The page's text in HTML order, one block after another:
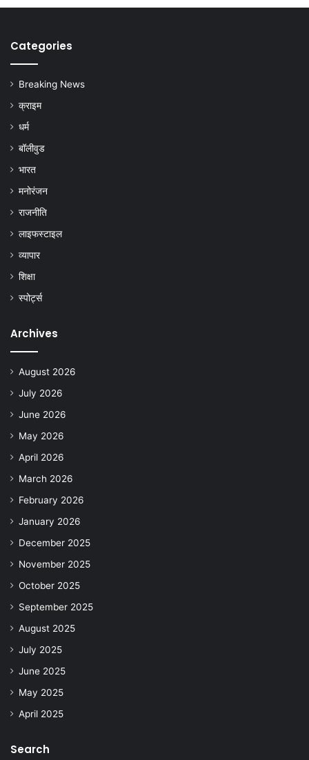
Categories
Breaking News
क्राइम
धर्म
बॉलीवुड
भारत
मनोरंजन
राजनीति
लाइफस्टाइल
व्यापार
शिक्षा
स्पोर्ट्स
Archives
August 2026
July 2026
June 2026
May 2026
April 2026
March 2026
February 2026
January 2026
December 2025
November 2025
October 2025
September 2025
August 2025
July 2025
June 2025
May 2025
April 2025
Search